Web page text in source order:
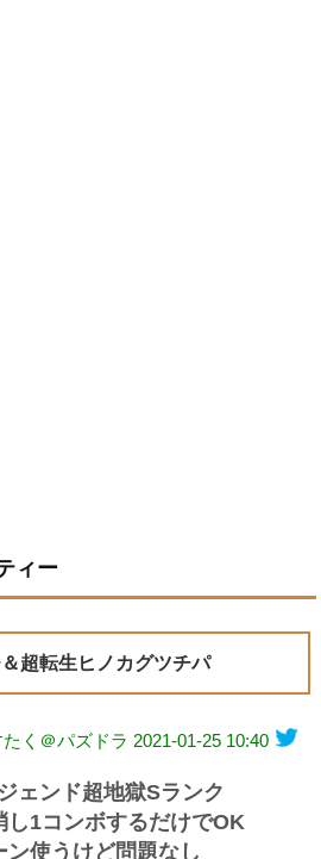
ィー
超転生ヒノカグツチパ
く＠パズドラ 2021-01-25 10:40
ェンド超地獄Sランク
し1コンボするだけでOK
使うけど問題なし